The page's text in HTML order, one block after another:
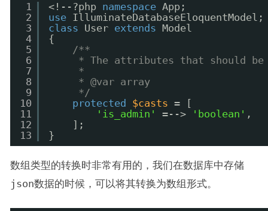
1
2
3
4
5
6
7
8
9
10
11
12
13
<!--?php namespace App;
use IlluminateDatabaseEloquentModel;
class
User extends Model
{
/**
* The attributes that should
*
* @var array
*/
protected
$casts = [
'is_admin'
=--> 'boolean' ,
];
}
数组类型的转换时非常有用的，我们在数据库中存储
json数据的时候，可以将其转换为数组形式。